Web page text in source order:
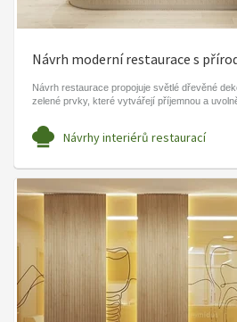
Návrh moderní restaurace s
Návrh restaurace propojuje světlé dřevěné
zelené prvky, které vytvářejí příjemnou a
Návrhy interiérů restaurací